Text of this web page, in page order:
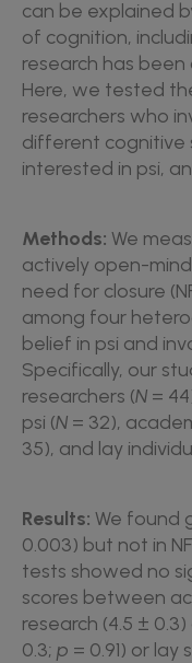
can be explained
of cognition,
research has
Here, we tested
researchers who
different cognitive
interested in psi,
Methods: We
actively open-
need for closure
among four
belief in psi and
Specifically, our
researchers (N =
psi (N = 32),
35), and lay
Results: We found
0.003) but not in
tests showed no
scores between
research (4.5 ±
0.3; p = 0.91) or lay